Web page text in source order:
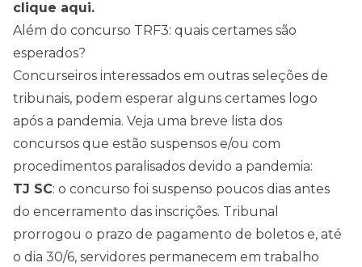
clique aqui.
Além do concurso TRF3: quais certames são
esperados?
Concurseiros interessados em outras seleções de
tribunais, podem esperar alguns certames logo
após a pandemia. Veja uma breve lista dos
concursos que estão suspensos e/ou com
procedimentos paralisados devido a pandemia:
TJ SC: o concurso foi suspenso poucos dias antes
do encerramento das inscrições. Tribunal
prorrogou o prazo de pagamento de boletos e, até
o dia 30/6, servidores permanecem em trabalho